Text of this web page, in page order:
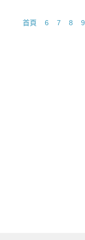
首頁 6 7 8 9